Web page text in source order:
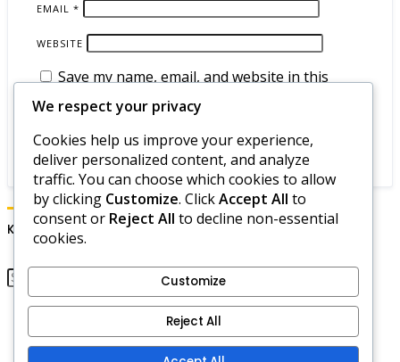
EMAIL *
WEBSITE
Save my name, email, and website in this
browser for the next time I comment.
Keresés
Bemutatkozás
Adatvédelmi szabályzat
Szolgáltatási feltételek
We respect your privacy
Cookies help us improve your experience,
deliver personalized content, and analyze
traffic. You can choose which cookies to allow
by clicking Customize. ClickAccept All to
consent or Reject All to decline non-essential
cookies.
Customize
Reject All